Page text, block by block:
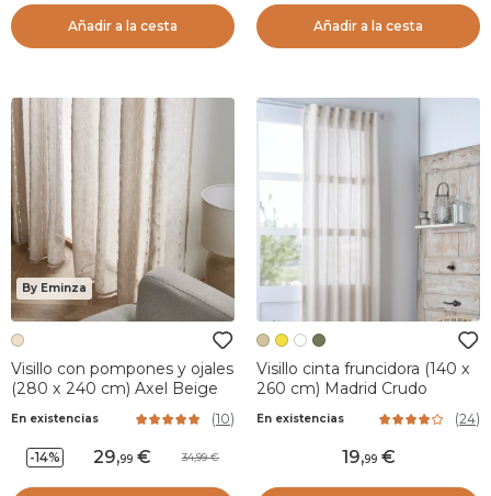
Añadir a la cesta Añadir a la cesta
By Eminza
Visillo con pompones y ojales
(280 x 240 cm) Axel Beige
En existencias (10)
-14% 29,99 34,99
Visillo cinta fruncidora (140 x
260 cm) Madrid Crudo
En existencias (24)
19,99